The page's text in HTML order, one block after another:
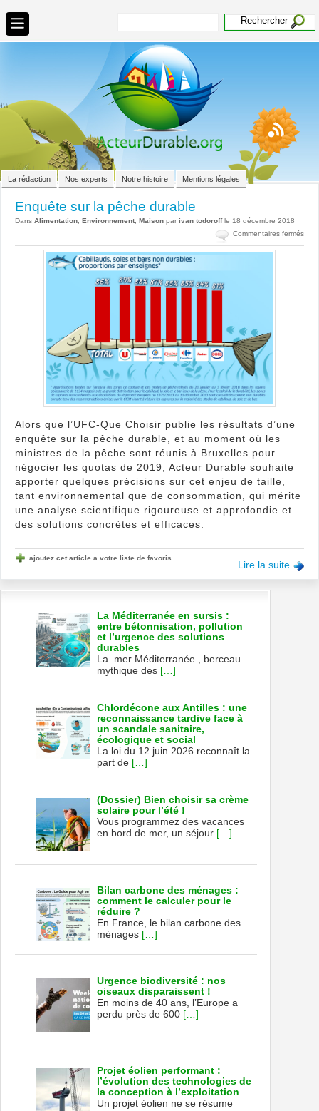
La rédaction Nos experts Notre histoire Mentions légales
Enquête sur la pêche durable
Dans Alimentation Environnement Maison par ivan todoroffle 18 décembre 2018
Commentaires ferméssur
Alors que l’UFC-Que Choisir publie les résultats d’une
enquête sur la pêche durable, et au moment où les
ministres de la pêche sont réunis à Bruxelles pour
négocier les quotas de 2019, Acteur Durable souhaite
apporter quelques précisions sur cet enjeu de taille,
tant environnemental que de consommation, qui mérite
une analyse scientifique rigoureuse et approfondie et
des solutions concrètes et efficaces.
Lire la suite
ajoutez cet article a votre liste de favoris
La Méditerranée en sursis :
entre bétonnisation, pollution
et l’urgence des solutions
durables
La mer Méditerranée , berceau
mythique des […]
Chlordécone aux Antilles : une
reconnaissance tardive face à
un scandale sanitaire,
écologique et social
La loi du 12 juin 2026 reconnaît la
part de […]
(Dossier) Bien choisir sa crème
solaire pour l’été !
Vous programmez des vacances
en bord de mer, un séjour […]
Bilan carbone des ménages :
comment le calculer pour le
réduire ?
En France, le bilan carbone des
ménages […]
Urgence biodiversité : nos
oiseaux disparaissent !
En moins de 40 ans, l’Europe a
perdu près de 600 […]
Projet éolien performant :
l’évolution des technologies de
la conception à l’exploitation
Un projet éolien ne se résume